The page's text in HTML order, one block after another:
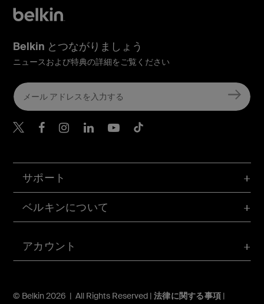
アカウント
サポート
ベルキンについて
© Belkin 2026 | All Rights Reserved | 法律に関する事項 |
Belkin とつながりましょう
ニュースおよび特典の詳細をご覧ください
Belkin Twitter
Belkin Facebook
Belkin Instagram
Belkin LinkedIn
Belkin Youtube
Belkin TikTok